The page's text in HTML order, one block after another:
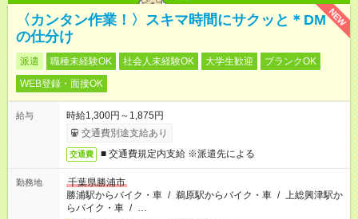
NEW
〈カンタン作業！〉スキマ時間にサクッと＊DM
の仕分け
派遣 職種未経験OK 社会人未経験OK 大学生歓迎
ブランクOK
WEB登録・面接OK
給与
時給1,300円～1,875円
交通費別途支給あり
交通費 ■ 交通費規定内支給 ※派遣先による
勤務地
千葉県勝浦市
勝浦駅からバイク・車 / 鵜原駅からバイク・車 / 上総興津駅か
らバイク・車 / …